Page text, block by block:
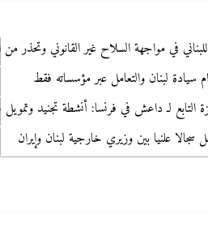
في مواجهة السلاح غير القانوني وتحذر من
سيادة لبنان والتعامل عبر مؤسساته فقط
التابع لـ داعش في فرنسا: أنشطة تجنيد
علنيا بين وزيري خارجية لبنان وإيران